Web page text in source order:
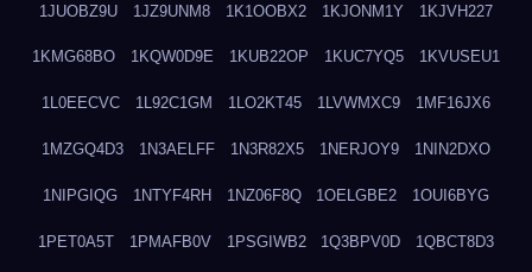
1JUOBZ9U 1JZ9UNM8 1K1OOBX2 1KJONM1Y 1KJVH227
1KMG68BO 1KQW0D9E 1KUB22OP 1KUC7YQ5 1KVUSEU1
1L0EECVC 1L92C1GM 1LO2KT45 1LVWMXC9 1MF16JX6
1MZGQ4D3 1N3AELFF 1N3R82X5 1NERJOY9 1NIN2DXO
1NIPGIQG 1NTYF4RH 1NZ06F8Q 1OELGBE2 1OUI6BYG
1PET0A5T 1PMAFB0V 1PSGIWB2 1Q3BPV0D 1QBCT8D3